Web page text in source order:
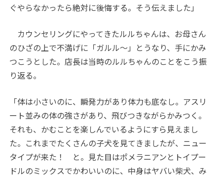
ぐやらなかったら絶対に後悔する。そう伝えました」
カウンセリングにやってきたルルちゃんは、お母さん
のひざの上で不満げに「ガルル〜」とうなり、手にかみ
つこうとした。店長は当時のルルちゃんのことをこう振
り返る。
「体は小さいのに、瞬発力があり体力も底なし。アスリ
ート並みの体の強さがあり、飛びつきながらかみつく。
それも、かむことを楽しんでいるようにすら見えまし
た。これまでたくさんの子犬を見てきましたが、ニュー
タイプが来た！ と。見た目はポメラニアンとトイプー
ドルのミックスでかわいいのに、中身はヤバい柴犬、み